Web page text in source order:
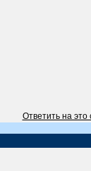
Ответить на